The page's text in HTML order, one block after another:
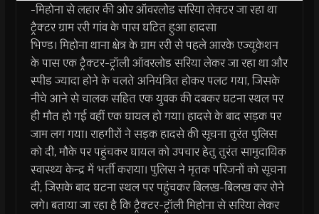
-मिहोना से लहार की ओर ऑवरलोड सरिया लेक्टर जा रहा था
ट्रैक्टर ग्राम ररी गांव के पास घटित हुआ हादसा
भिण्ड। मिहोना थाना क्षेत्र के ग्राम ररी से पहले आरके एज्यूकेशन
के पास एक ट्रैक्टर-ट्रॉली ऑवरलोड सरिया लेकर जा रहा था और
स्पीड ज्यादा होने के चलते अनियंत्रित होकर पलट गया, जिसके
नीचे आने से चालक सहित एक युवक की दबकर घटना स्थल पर
ही मौत हो गई वहीं एक घायल हो गया। हादसे के बाद सड़क पर
जाम लग गया। राहगीरों ने सड़क हादसे की सूचना तुरंत पुलिस
को दी, मौके पर पहुंचकर घायल को उपचार हेतु तुरंत सामुदायिक
स्वास्थ्य केन्द्र में भर्ती कराया। पुलिस ने मृतक परिजनों को सूचना
दी, जिसके बाद घटना स्थल पर पहुंचकर बिलख-बिलख कर रोने
लगे। बताया जा रहा है कि ट्रैक्टर-ट्रॉली मिहोना से सरिया लेकर